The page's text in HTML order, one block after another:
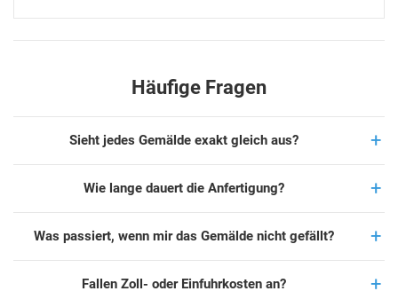
Häufige Fragen
Sieht jedes Gemälde exakt gleich aus?
Wie lange dauert die Anfertigung?
Was passiert, wenn mir das Gemälde nicht gefällt?
Fallen Zoll- oder Einfuhrkosten an?